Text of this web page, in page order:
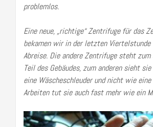
problemlos.
Eine neue, „richtige“ Zentrifuge für das
bekamen wir in der letzten Viertelstunde
Abreise. Die andere Zentrifuge steht zum
Teil des Gebäudes, zum anderen sieht
eine Wäscheschleuder und nicht wie
Arbeiten tut sie auch fast mehr wie ein